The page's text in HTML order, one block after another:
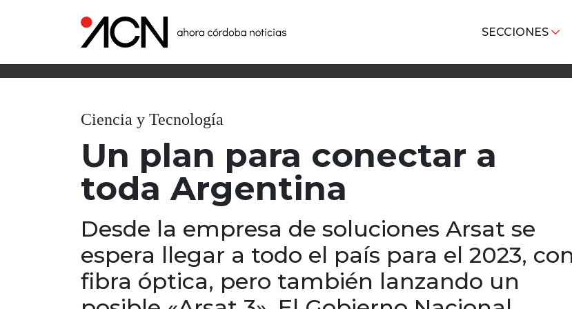
SECCIONES
Ciencia y Tecnología
Un plan para conectar a
toda Argentina
Desde la empresa de soluciones Arsat se
espera llegar a todo el país para el 2023,
fibra óptica, pero también lanzando un